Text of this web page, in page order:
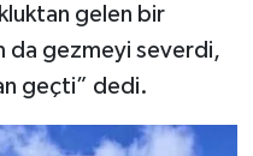
gelen bir
da gezmeyi severdi,
geçti” dedi.